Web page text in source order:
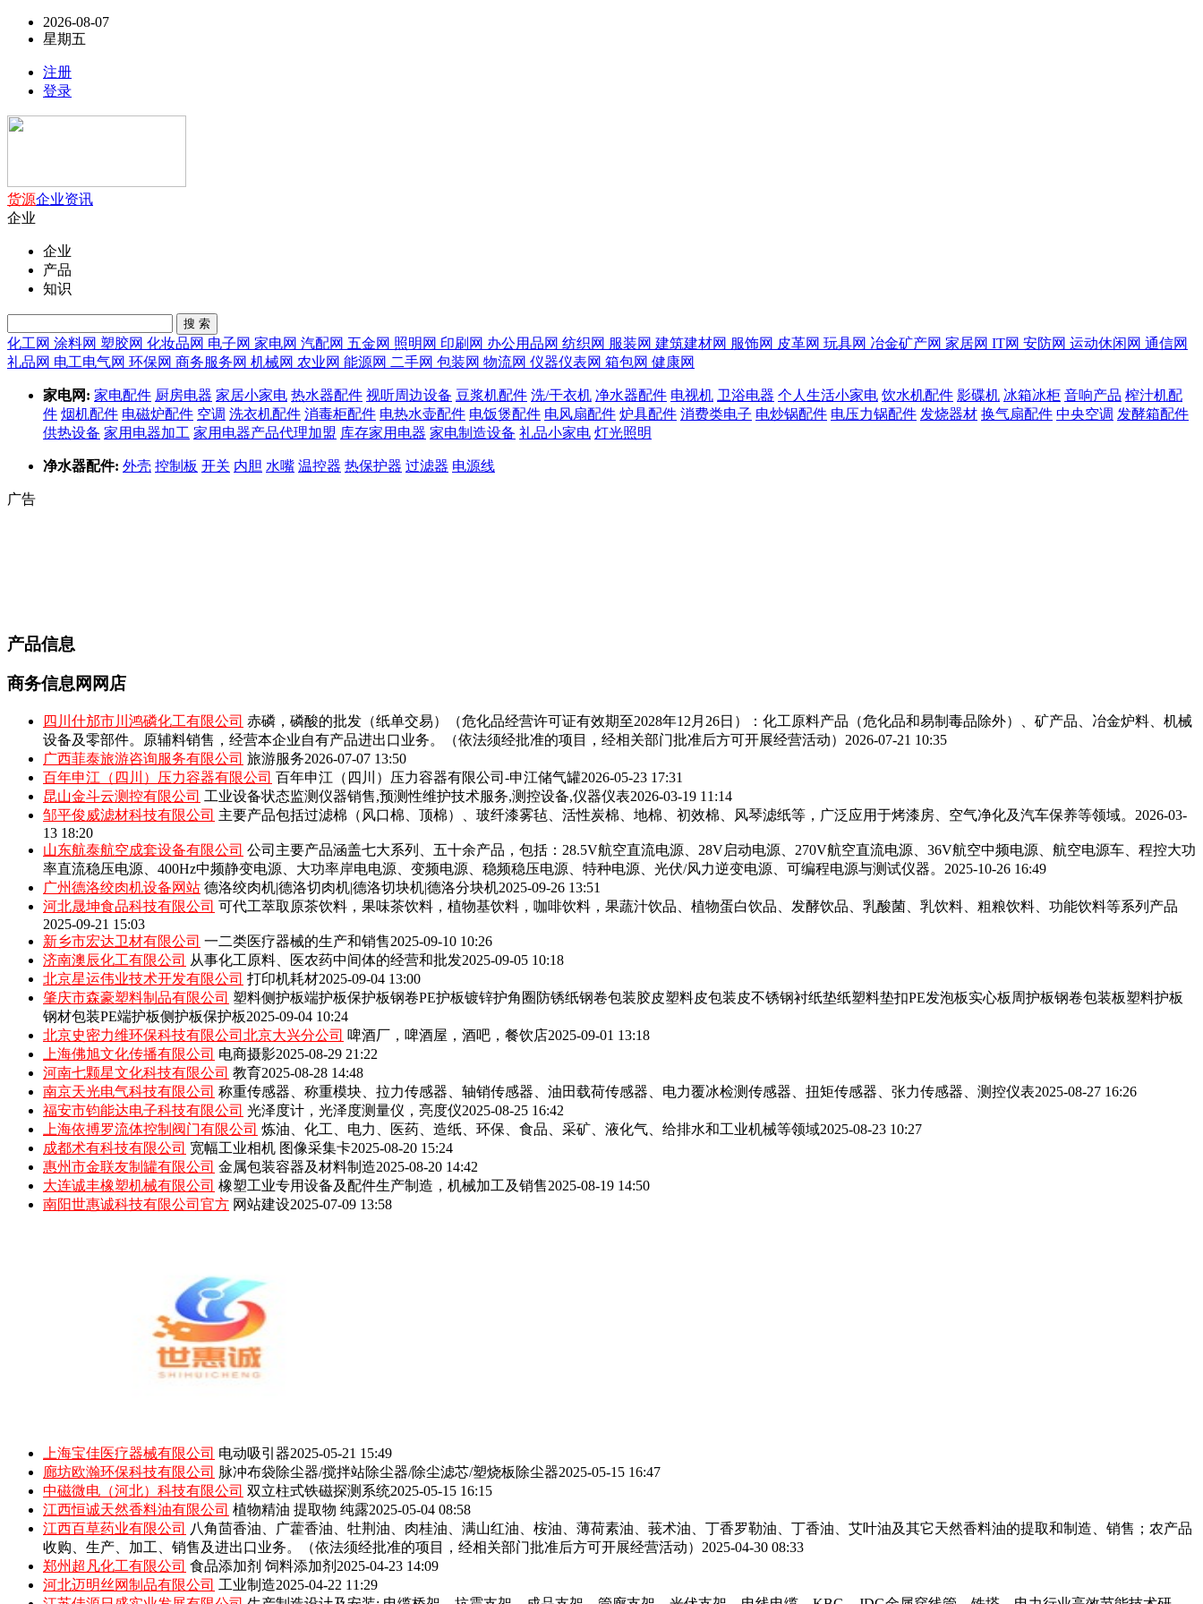
2026-08-07
星期五
注册
登录
货源企业资讯
企业
企业
产品
知识
搜 索
化工网 涂料网 塑胶网 化妆品网 电子网 家电网 汽配网 五金网 照明网 印刷网 办公用品网 纺织网 服装网 建筑建材网 服饰网 皮革网 玩具网 冶金矿产网 家居网 IT网 安防网 运动休闲网 通信网
礼品网 电工电气网 环保网 商务服务网 机械网 农业网 能源网 二手网 包装网 物流网 仪器仪表网 箱包网 健康网
家电网: 家电配件 厨房电器 家居小家电 热水器配件 视听周边设备 豆浆机配件 洗/干衣机 净水器配件 电视机 卫浴电器 个人生活小家电 饮水机配件 影碟机 冰箱冰柜 音响产品 榨汁机配
件 烟机配件 电磁炉配件 空调 洗衣机配件 消毒柜配件 电热水壶配件 电饭煲配件 电风扇配件 炉具配件 消费类电子 电炒锅配件 电压力锅配件 发烧器材 换气扇配件 中央空调 发酵箱配件
供热设备 家用电器加工 家用电器产品代理加盟 库存家用电器 家电制造设备 礼品小家电 灯光照明
净水器配件: 外壳 控制板 开关 内胆 水嘴 温控器 热保护器 过滤器 电源线
广告
产品信息
商务信息网网店
四川什邡市川鸿磷化工有限公司 赤磷，磷酸的批发（纸单交易）（危化品经营许可证有效期至2028年12月26日）：化工原料产品（危化品和易制毒品除外）、矿产品、冶金炉料、机械
设备及零部件。原辅料销售，经营本企业自有产品进出口业务。（依法须经批准的项目，经相关部门批准后方可开展经营活动） 2026-07-21 10:35
广西菲泰旅游咨询服务有限公司 旅游服务2026-07-07 13:50
百年申江（四川）压力容器有限公司 百年申江（四川）压力容器有限公司-申江储气罐2026-05-23 17:31
昆山金斗云测控有限公司 工业设备状态监测仪器销售,预测性维护技术服务,测控设备,仪器仪表2026-03-19 11:14
邹平俊威滤材科技有限公司 主要产品包括‌过滤棉（风口棉、顶棉）、玻纤漆雾毡、活性炭棉、地棉、初效棉、风琴滤纸‌等，广泛应用于烤漆房、空气净化及汽车保养等领域。‌‌ 2026-03-
13 18:20
山东航泰航空成套设备有限公司 公司主要产品涵盖七大系列、五十余产品，包括：28.5V航空直流电源、28V启动电源、270V航空直流电源、36V航空中频电源、航空电源车、程控大功
率直流稳压电源、400Hz中频静变电源、大功率岸电电源、变频电源、稳频稳压电源、特种电源、光伏/风力逆变电源、可编程电源与测试仪器。 2025-10-26 16:49
广州德洛绞肉机设备网站 德洛绞肉机|德洛切肉机|德洛切块机|德洛分块机2025-09-26 13:51
河北晟坤食品科技有限公司 可代工萃取原茶饮料，果味茶饮料，植物基饮料，咖啡饮料，果蔬汁饮品、植物蛋白饮品、发酵饮品、乳酸菌、乳饮料、粗粮饮料、功能饮料等系列产品
2025-09-21 15:03
新乡市宏达卫材有限公司 一二类医疗器械的生产和销售2025-09-10 10:26
济南澳辰化工有限公司 从事化工原料、医农药中间体的经营和批发2025-09-05 10:18
北京星运伟业技术开发有限公司 打印机耗材2025-09-04 13:00
肇庆市森豪塑料制品有限公司 塑料侧护板端护板保护板钢卷PE护板镀锌护角圈防锈纸钢卷包装胶皮塑料皮包装皮不锈钢衬纸垫纸塑料垫扣PE发泡板实心板周护板钢卷包装板塑料护板
钢材包装PE端护板侧护板保护板2025-09-04 10:24
北京史密力维环保科技有限公司北京大兴分公司 啤酒厂，啤酒屋，酒吧，餐饮店2025-09-01 13:18
上海佛旭文化传播有限公司 电商摄影2025-08-29 21:22
河南七颗星文化科技有限公司 教育2025-08-28 14:48
南京天光电气科技有限公司 称重传感器、称重模块、拉力传感器、轴销传感器、油田载荷传感器、电力覆冰检测传感器、扭矩传感器、张力传感器、测控仪表2025-08-27 16:26
福安市钧能达电子科技有限公司 光泽度计，光泽度测量仪，亮度仪2025-08-25 16:42
上海依搏罗流体控制阀门有限公司 炼油、化工、电力、医药、造纸、环保、食品、采矿、液化气、给排水和工业机械等领域2025-08-23 10:27
成都术有科技有限公司 宽幅工业相机 图像采集卡2025-08-20 15:24
惠州市金联友制罐有限公司 金属包装容器及材料制造2025-08-20 14:42
大连诚丰橡塑机械有限公司 橡塑工业专用设备及配件生产制造，机械加工及销售2025-08-19 14:50
南阳世惠诚科技有限公司官方 网站建设2025-07-09 13:58
上海宝佳医疗器械有限公司 电动吸引器2025-05-21 15:49
廊坊欧瀚环保科技有限公司 脉冲布袋除尘器/搅拌站除尘器/除尘滤芯/塑烧板除尘器2025-05-15 16:47
中磁微电（河北）科技有限公司 双立柱式铁磁探测系统2025-05-15 16:15
江西恒诚天然香料油有限公司 植物精油 提取物 纯露2025-05-04 08:58
江西百草药业有限公司
八角茴香油、广藿香油、牡荆油、肉桂油、满山红油、桉油、薄荷素油、莪术油、丁香罗勒油、丁香油、艾叶油及其它天然香料油的提取和制造、销售；农产品
收购、生产、加工、销售及进出口业务。（依法须经批准的项目，经相关部门批准后方可开展经营活动） 2025-04-30 08:33
郑州超凡化工有限公司 食品添加剂 饲料添加剂 2025-04-23 14:09
河北迈明丝网制品有限公司 工业制造2025-04-22 11:29